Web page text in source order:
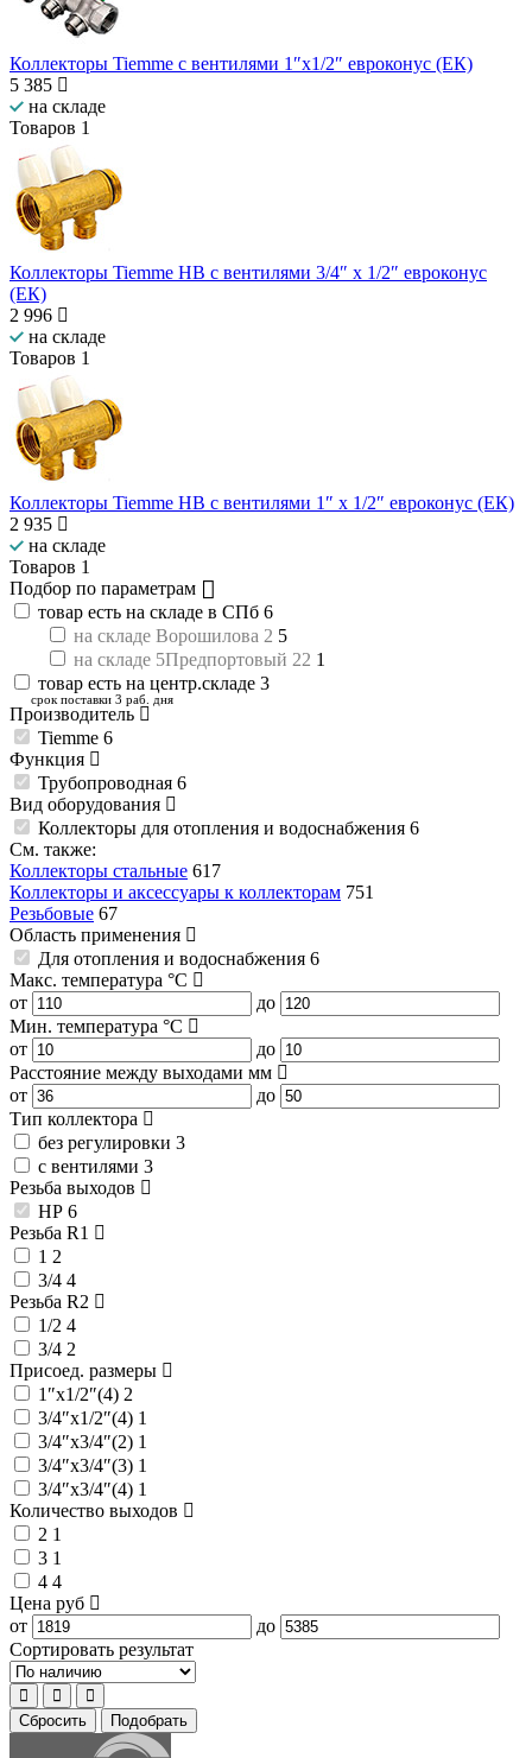
Коллекторы Tiemme с вентилями 1″x1/2″ евроконус (ЕК)
5 385
на складе
Товаров 1
Коллекторы Tiemme НВ с вентилями 3/4″ x 1/2″ евроконус
(ЕК)
2 996
на складе
Товаров 1
Коллекторы Tiemme НВ с вентилями 1″ x 1/2″ евроконус (ЕК)
2 935
на складе
Товаров 1
Подбор по параметрам
товар есть на складе в СПб 6
на складе Ворошилова 2 5
на складе 5Предпортовый 22 1
товар есть на центр.складе 3
срок поставки 3 раб. дня
Производитель
Tiemme 6
Функция
Трубопроводная 6
Вид оборудования
Коллекторы для отопления и водоснабжения 6
См. также:
Коллекторы стальные 617
Коллекторы и аксессуары к коллекторам 751
Резьбовые 67
Область применения
Для отопления и водоснабжения 6
Макс. температура °C
от
до
Мин. температура °C
от
до
Расстояние между выходами мм
от
до
Тип коллектора
без регулировки 3
с вентилями 3
Резьба выходов
НР 6
Резьба R1
1 2
3/4 4
Резьба R2
1/2 4
3/4 2
Присоед. размеры
1″x1/2″(4) 2
3/4″x1/2″(4) 1
3/4″x3/4″(2) 1
3/4″x3/4″(3) 1
3/4″x3/4″(4) 1
Количество выходов
2 1
3 1
4 4
Цена руб
от
до
Сортировать результат
Сбросить Подобрать